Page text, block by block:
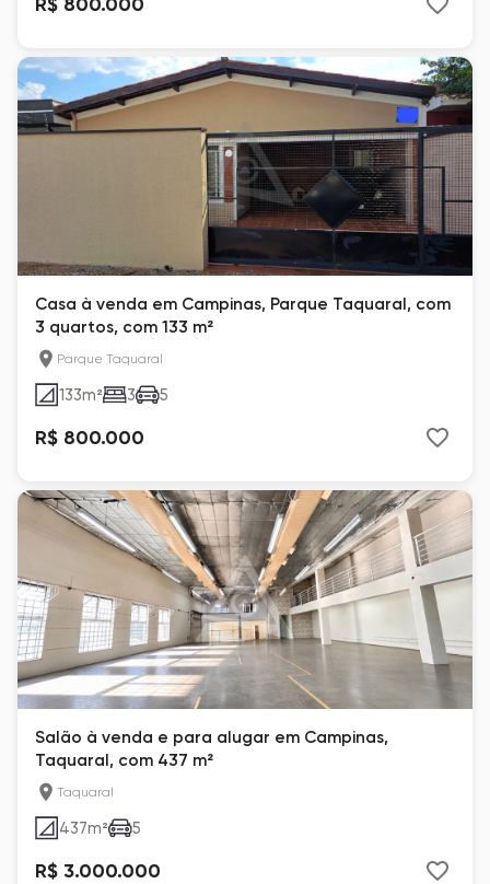
Casa à venda em Campinas, Parque Taquaral, com
3 quartos, com 133 m²
Parque Taquaral
133m² 3 5
R$ 800.000
Salão à venda e para alugar em Campinas,
Taquaral, com 437 m²
Taquaral
437m² 5
R$ 3.000.000